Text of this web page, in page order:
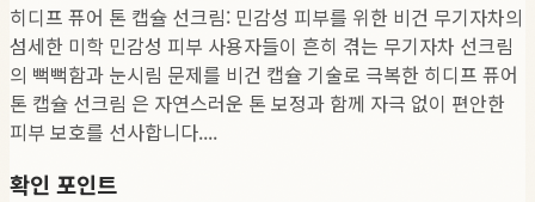
히디프 퓨어 톤 캡슐 선크림: 민감성 피부를 위한 비건 무기자차의
섬세한 미학 민감성 피부 사용자들이 흔히 겪는 무기자차 선크림
의 뻑뻑함과 눈시림 문제를 비건 캡슐 기술로 극복한 히디프 퓨어
톤 캡슐 선크림 은 자연스러운 톤 보정과 함께 자극 없이 편안한
피부 보호를 선사합니다....
확인 포인트